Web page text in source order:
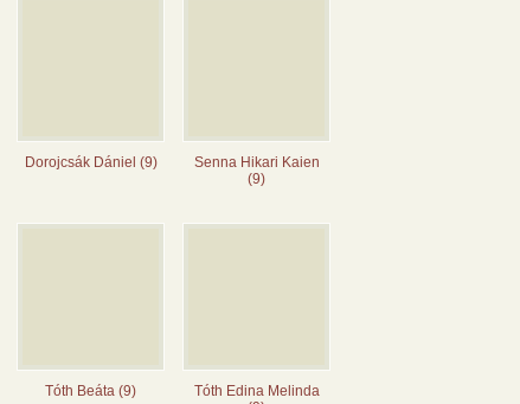
Dorojcsák Dániel (9)
Senna Hikari Kaien
(9)
Tóth Beáta (9)
Tóth Edina Melinda